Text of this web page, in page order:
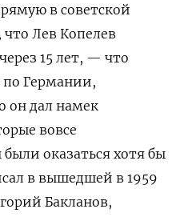
в советской
что Лев Копелев
15 лет, — что
по Германии,
он дал намек
вовсе
оказаться хотя бы
в вышедшей в 1959
Бакланов,